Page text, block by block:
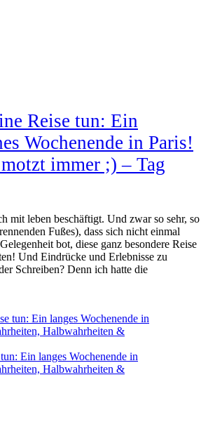
Reise tun: Ein
Wochenende in Paris!
immer ;) – Tag
mit leben beschäftigt. Und zwar so sehr, so
Fußes), dass sich nicht einmal
bot, diese ganz besondere Reise
Und Eindrücke und Erlebnisse zu
Schreiben? Denn ich hatte die
Ein langes Wochenende in
Halbwahrheiten &